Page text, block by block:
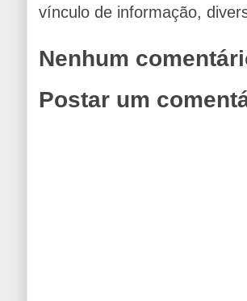
vínculo de informação,
Nenhum
Postar um